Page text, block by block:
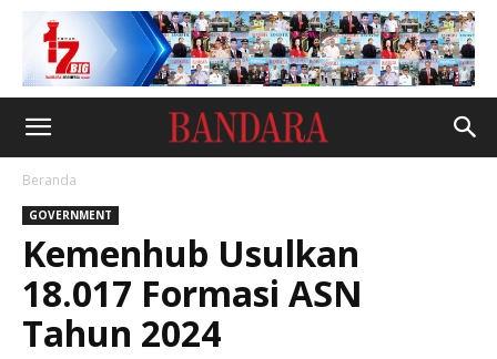
Beranda
GOVERNMENT
Kemenhub Usulkan
18.017 Formasi ASN
Tahun 2024